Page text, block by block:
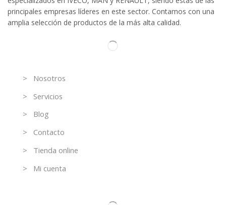
principales empresas líderes en este sector. Contamos con una
amplia selección de productos de la más alta calidad.
> Nosotros
> Servicios
> Blog
> Contacto
> Tienda online
> Mi cuenta